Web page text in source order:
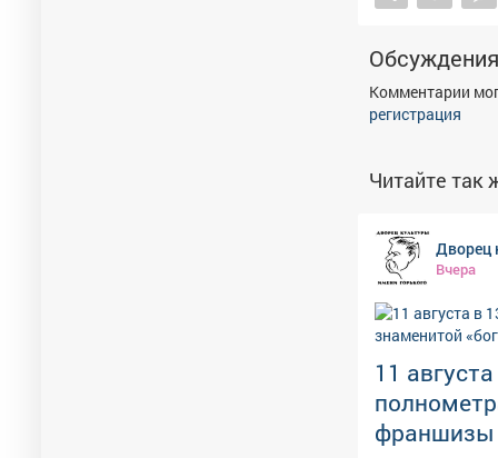
Обсуждения
Комментарии
регистрация
Читайте так
Дворец
Вчера
11
франшизы